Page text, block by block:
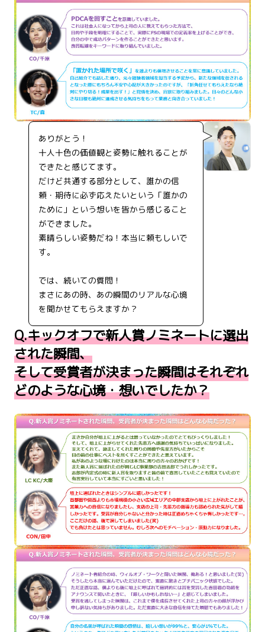
ありがとう！
十人十色の価値観と姿勢に触れることが
できたと感じてます。
だけど共通する部分として、誰かの信
頼・期待に必ず応えたいという「誰かの
ために」という想いを皆から感じること
ができました。
素晴らしい姿勢だね！本当に頼もしいで
す。
では、続いての質問！
まさにあの時、あの瞬間のリアルな心境
を聞かせてもらえますか？
Q.キックオフで新人賞ノミネートに選出
された瞬間、
そして受賞者が決まった瞬間はそれぞれ
どのような心境・想いでしたか？